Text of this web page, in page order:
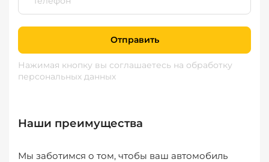
Отправить
Нажимая кнопку вы соглашаетесь на обработку
персональных данных
Наши преимущества
Мы заботимся о том, чтобы ваш автомобиль